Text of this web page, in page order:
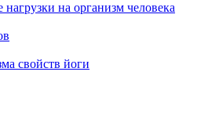
на организм человека
свойств йоги